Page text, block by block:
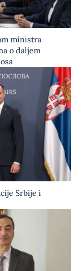
ministra
o daljem
Srbije i